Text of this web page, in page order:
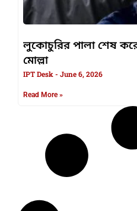
লুকোচুরির পালা শেষ
মোল্লা
IPT Desk June 6, 2026
Read More »